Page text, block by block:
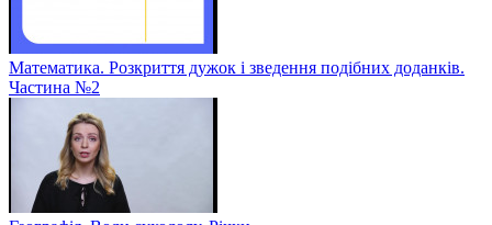
Математика. Розкриття дужок і зведення подібних доданків.
Частина №2